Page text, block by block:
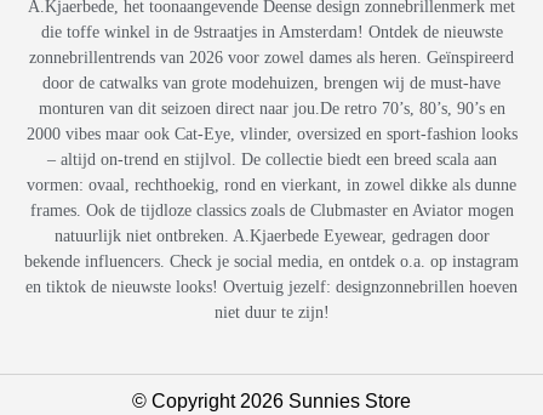
A.Kjaerbede, het toonaangevende Deense design zonnebrillenmerk met
die toffe winkel in de 9straatjes in Amsterdam! Ontdek de nieuwste
zonnebrillentrends van 2026 voor zowel dames als heren. Geïnspireerd
door de catwalks van grote modehuizen, brengen wij de must-have
monturen van dit seizoen direct naar jou.De retro 70’s, 80’s, 90’s en
2000 vibes maar ook Cat-Eye, vlinder, oversized en sport-fashion looks
– altijd on-trend en stijlvol. De collectie biedt een breed scala aan
vormen: ovaal, rechthoekig, rond en vierkant, in zowel dikke als dunne
frames. Ook de tijdloze classics zoals de Clubmaster en Aviator mogen
natuurlijk niet ontbreken. A.Kjaerbede Eyewear, gedragen door
bekende influencers. Check je social media, en ontdek o.a. op instagram
en tiktok de nieuwste looks! Overtuig jezelf: designzonnebrillen hoeven
niet duur te zijn!
© Copyright 2026 Sunnies Store